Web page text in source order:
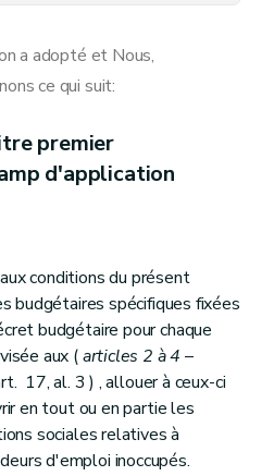
du non marchand
d'enseignement
et moyennes entreprises
Jeunes dans les petites et moyennes entreprises et les spin-off
interministérielle
des employeurs
a adopté et Nous,
ce qui suit:
premier
d'application
conditions du présent
budgétaires spécifiques fixées
budgétaire pour chaque
aux (articles 2 à 4 –
17, al. 3 ) , allouer à ceux-ci
en tout ou en partie les
sociales relatives à
d'emploi inoccupés.